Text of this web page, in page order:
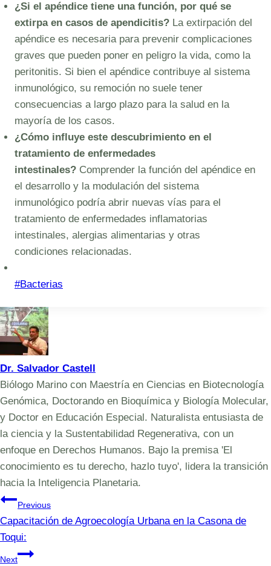
¿Si el apéndice tiene una función, por qué se
extirpa en casos de apendicitis? La extirpación del
apéndice es necesaria para prevenir complicaciones
graves que pueden poner en peligro la vida, como la
peritonitis. Si bien el apéndice contribuye al sistema
inmunológico, su remoción no suele tener
consecuencias a largo plazo para la salud en la
mayoría de los casos.
¿Cómo influye este descubrimiento en el
tratamiento de enfermedades
intestinales? Comprender la función del apéndice en
el desarrollo y la modulación del sistema
inmunológico podría abrir nuevas vías para el
tratamiento de enfermedades inflamatorias
intestinales, alergias alimentarias y otras
condiciones relacionadas.
Post
#Bacterias
Dr. Salvador Castell
Biólogo Marino con Maestría en Ciencias en Biotecnología
Genómica, Doctorando en Bioquímica y Biología Molecular,
y Doctor en Educación Especial. Naturalista entusiasta de
la ciencia y la Sustentabilidad Regenerativa, con un
enfoque en Derechos Humanos. Bajo la premisa 'El
conocimiento es tu derecho, hazlo tuyo', lidera la transición
hacia la Inteligencia Planetaria.
Navegación
de
entradas
Previous
Capacitación de Agroecología Urbana en la Casona de
Toqui:
Next